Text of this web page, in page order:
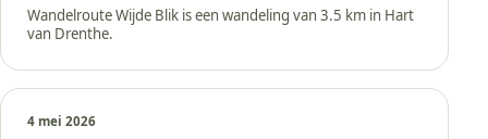
Wandelroute Wijde Blik is een wandeling van 3.5 km in Hart
van Drenthe.
4 mei 2026